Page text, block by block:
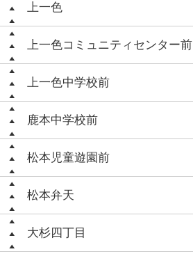
上一色
上一色コミュニティセンター前
上一色中学校前
鹿本中学校前
松本児童遊園前
松本弁天
大杉四丁目